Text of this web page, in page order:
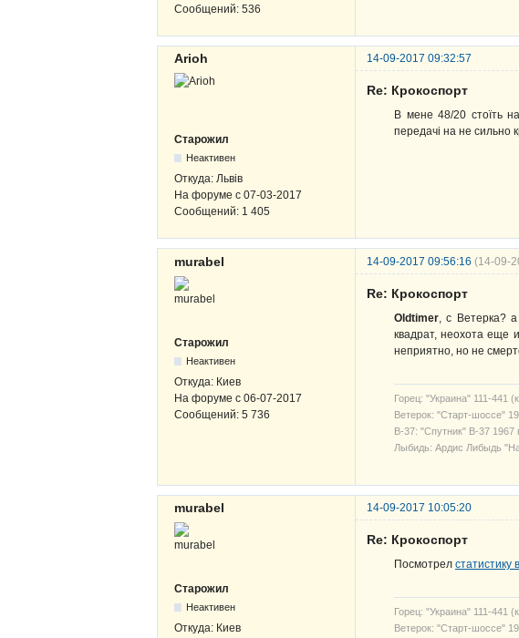
Сообщений: 536
Arioh 14-09-2017 09:32:57
Старожил
Неактивен
Откуда: Львів
На форуме с 07-03-2017
Сообщений: 1 405
Re: Крокоспорт
В мене 48/20 стоїть
передачі на не сильно
murabel 14-09-2017 09:56:16 (14-09-
Старожил
Неактивен
Откуда: Киев
На форуме с 06-07-2017
Сообщений: 5 736
Re: Крокоспорт
Oldtimer, с Ветерка?
квадрат, неохота еще
неприятно, но не
Горец: "Украина" 111-441
Ветерок: "Старт-шоссе"
В-37: "Спутник" В-37 1967
Лыбидь: Ардис Либыдь
murabel 14-09-2017 10:05:20
Старожил
Неактивен
Откуда: Киев
Re: Крокоспорт
Посмотрел статистику
Горец: "Украина" 111-441
Ветерок: "Старт-шоссе"